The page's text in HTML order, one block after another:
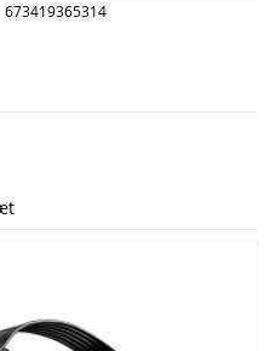
673419365314